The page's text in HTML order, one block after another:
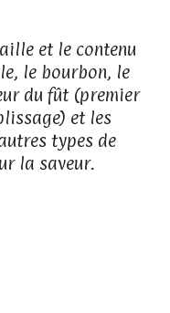
et le contenu
le bourbon, le
du fût (premier
et les
types de
la saveur.